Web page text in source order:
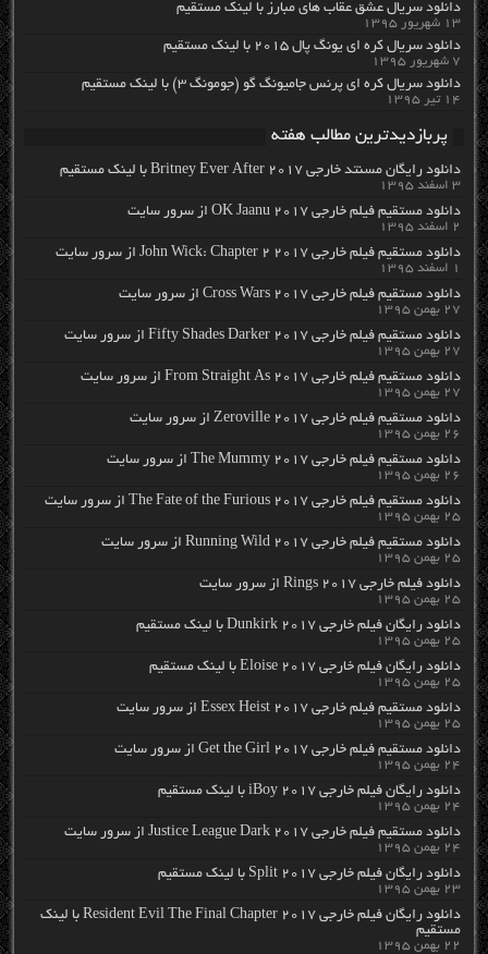
دانلود سریال عشق عقاب های مبارز با لینک مستقیم
۱۳ شهریور ۱۳۹۵
دانلود سریال کره ای یونگ پال ۲۰۱۵ با لینک مستقیم
۷ شهریور ۱۳۹۵
دانلود سریال کره ای پرنس جامیونگ گو (جومونگ ۳) با لینک مستقیم
۱۴ تیر ۱۳۹۵
پربازدیدترین مطالب هفته
دانلود رایگان مسنتد خارجی Britney Ever After 2017 با لینک مستقیم
۳ اسفند ۱۳۹۵
دانلود مستقیم فیلم خارجی OK Jaanu 2017 از سرور سایت
۲ اسفند ۱۳۹۵
دانلود مستقیم فیلم خارجی John Wick: Chapter 2 2017 از سرور سایت
۱ اسفند ۱۳۹۵
دانلود مستقیم فیلم خارجی Cross Wars 2017 از سرور سایت
۲۷ بهمن ۱۳۹۵
دانلود مستقیم فیلم خارجی Fifty Shades Darker 2017 از سرور سایت
۲۷ بهمن ۱۳۹۵
دانلود مستقیم فیلم خارجی From Straight As 2017 از سرور سایت
۲۷ بهمن ۱۳۹۵
دانلود مستقیم فیلم خارجی Zeroville 2017 از سرور سایت
۲۶ بهمن ۱۳۹۵
دانلود مستقیم فیلم خارجی The Mummy 2017 از سرور سایت
۲۶ بهمن ۱۳۹۵
دانلود مستقیم فیلم خارجی The Fate of the Furious 2017 از سرور سایت
۲۵ بهمن ۱۳۹۵
دانلود مستقیم فیلم خارجی Running Wild 2017 از سرور سایت
۲۵ بهمن ۱۳۹۵
دانلود فیلم خارجی Rings 2017 از سرور سایت
۲۵ بهمن ۱۳۹۵
دانلود رایگان فیلم خارجی Dunkirk 2017 با لینک مستقیم
۲۵ بهمن ۱۳۹۵
دانلود رایگان فیلم خارجی Eloise 2017 با لینک مستقیم
۲۵ بهمن ۱۳۹۵
دانلود مستقیم فیلم خارجی Essex Heist 2017 از سرور سایت
۲۵ بهمن ۱۳۹۵
دانلود مستقیم فیلم خارجی Get the Girl 2017 از سرور سایت
۲۴ بهمن ۱۳۹۵
دانلود رایگان فیلم خارجی iBoy 2017 با لینک مستقیم
۲۴ بهمن ۱۳۹۵
دانلود مستقیم فیلم خارجی Justice League Dark 2017 از سرور سایت
۲۴ بهمن ۱۳۹۵
دانلود رایگان فیلم خارجی Split 2017 با لینک مستقیم
۲۳ بهمن ۱۳۹۵
دانلود رایگان فیلم خارجی Resident Evil The Final Chapter 2017 با لینک
مستقیم
۲۲ بهمن ۱۳۹۵